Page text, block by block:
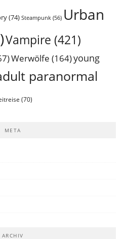
(74) Steampunk (56) Urban
Vampire (421)
Werwölfe (164)young
paranormal
(70)
META
ARCHIV